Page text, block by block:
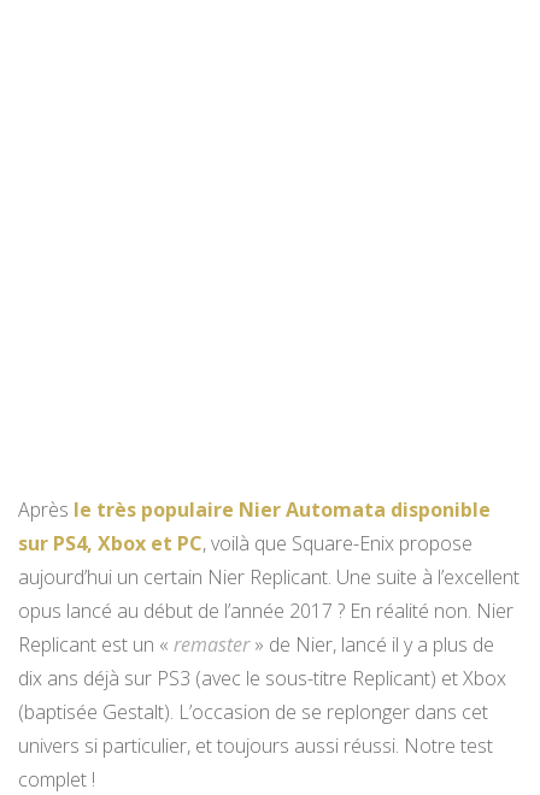
Après le très populaire Nier Automata disponible
sur PS4, Xbox et PC, voilà que Square-Enix propose
aujourd’hui un certain Nier Replicant. Une suite à l’excellent
opus lancé au début de l’année 2017 ? En réalité non. Nier
Replicant est un « remaster» de Nier, lancé il y a plus de
dix ans déjà sur PS3 (avec le sous-titre Replicant) et Xbox
(baptisée Gestalt). L’occasion de se replonger dans cet
univers si particulier, et toujours aussi réussi. Notre test
complet !